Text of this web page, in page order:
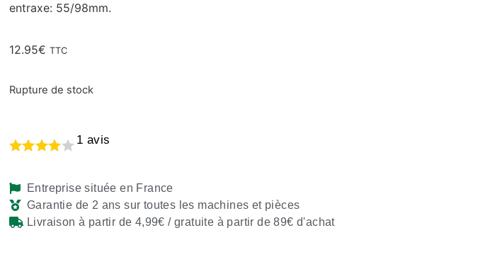
entraxe: 55/98mm.
12.95€ TTC
Rupture de stock
1 avis
Entreprise située en France
Garantie de 2 ans sur toutes les machines et pièces
Livraison à partir de 4,99€ / gratuite à partir de 89€ d'achat